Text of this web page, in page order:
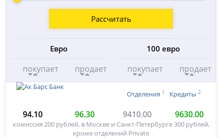
Рассчитать
Евро
покупает продает
100 евро
покупает продает
Отделения 1 Кредиты 2
94.10 96.30 9410.00 9630.00
комиссия 200 рублей, в Москве и Санкт-Петербурге 300 рублей,
кроме отделений Private